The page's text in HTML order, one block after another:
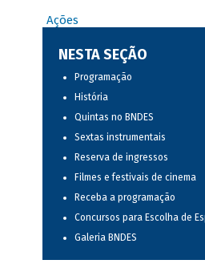
Ações
NESTA SEÇÃO
Programação
História
Quintas no BNDES
Sextas instrumentais
Reserva de ingressos
Filmes e festivais de cinema
Receba a programação
Concursos para Escolha de
Galeria BNDES